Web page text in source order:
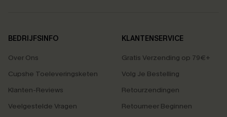
BEDRIJFSINFO
Over Ons
Cupshe Toeleveringsketen
Klanten-Reviews
Veelgestelde Vragen
KLANTENSERVICE
Gratis Verzending op 79€+
Volg Je Bestelling
Retourzendingen
Retourneer Beginnen